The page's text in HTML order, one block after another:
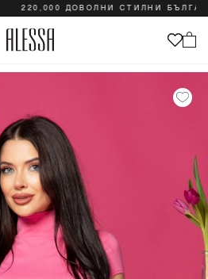
220,000 ДОВОЛНИ СТИЛНИ БЪЛГАРКИ